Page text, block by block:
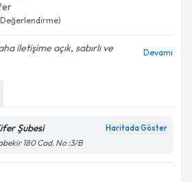
Değerlendirme)
iletişime açık, sabırlı ve
Devamı
Şubesi Haritada Göster
180 Cad. No :3/B